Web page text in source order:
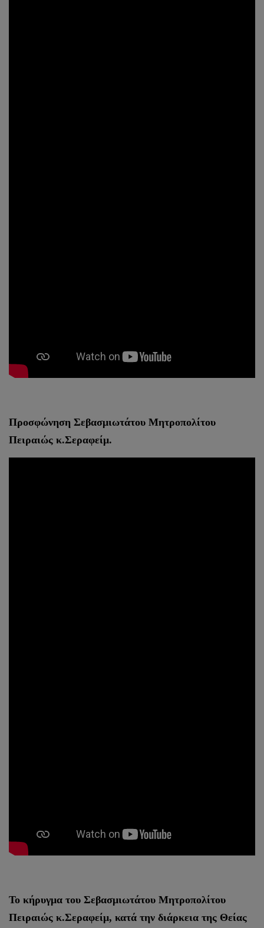
Προσφώνηση Σεβασμιωτάτου Μητροπολίτου
Πειραιώς κ.Σεραφείμ.
Το κήρυγμα του Σεβασμιωτάτου Μητροπολίτου
Πειραιώς κ.Σεραφείμ, κατά την διάρκεια της Θείας